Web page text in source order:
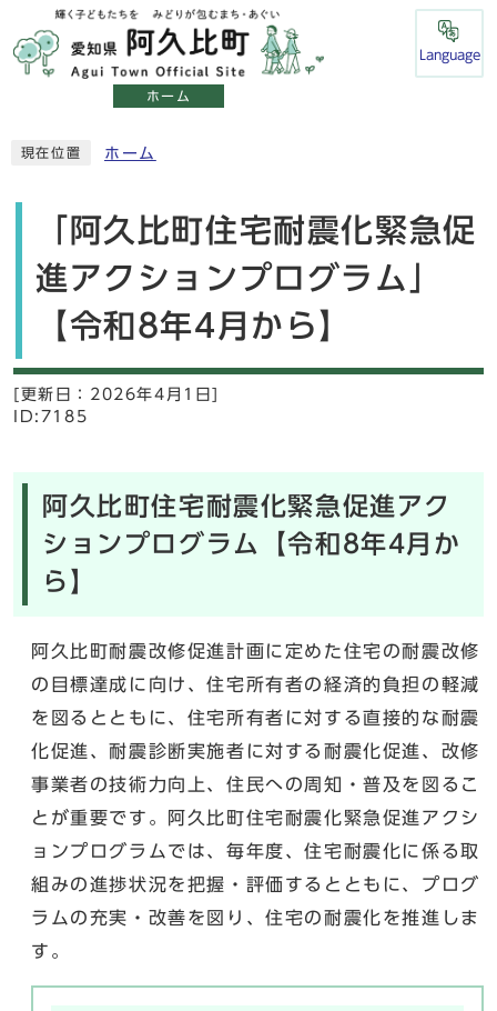
ホーム
Language
現在位置 ホーム
「阿久比町住宅耐震化緊急促
進アクションプログラム」
【令和8年4月から】
[更新日： 2026年4月1日]
ID:7185
阿久比町住宅耐震化緊急促進アク
ションプログラム【令和8年4月か
ら】
阿久比町耐震改修促進計画に定めた住宅の耐震改修
の目標達成に向け、住宅所有者の経済的負担の軽減
を図るとともに、住宅所有者に対する直接的な耐震
化促進、耐震診断実施者に対する耐震化促進、改修
事業者の技術力向上、住民への周知・普及を図るこ
とが重要です。阿久比町住宅耐震化緊急促進アクシ
ョンプログラムでは、毎年度、住宅耐震化に係る取
組みの進捗状況を把握・評価するとともに、プログ
ラムの充実・改善を図り、住宅の耐震化を推進しま
す。